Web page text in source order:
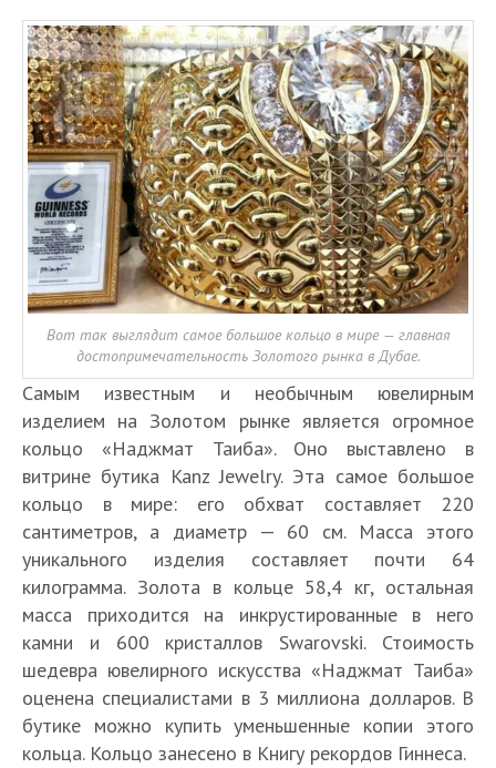
Вот так выглядит самое большое кольцо в мире — главная
достопримечательность Золотого рынка в Дубае.
Самым известным и необычным ювелирным
изделием на Золотом рынке является огромное
кольцо «Наджмат Таиба». Оно выставлено в
витрине бутика Kanz Jewelry. Эта самое большое
кольцо в мире: его обхват составляет 220
сантиметров, а диаметр — 60 см. Масса этого
уникального изделия составляет почти 64
килограмма. Золота в кольце 58,4 кг, остальная
масса приходится на инкрустированные в него
камни и 600 кристаллов Swarovski. Стоимость
шедевра ювелирного искусства «Наджмат Таиба»
оценена специалистами в 3 миллиона долларов. В
бутике можно купить уменьшенные копии этого
кольца. Кольцо занесено в Книгу рекордов Гиннеса.